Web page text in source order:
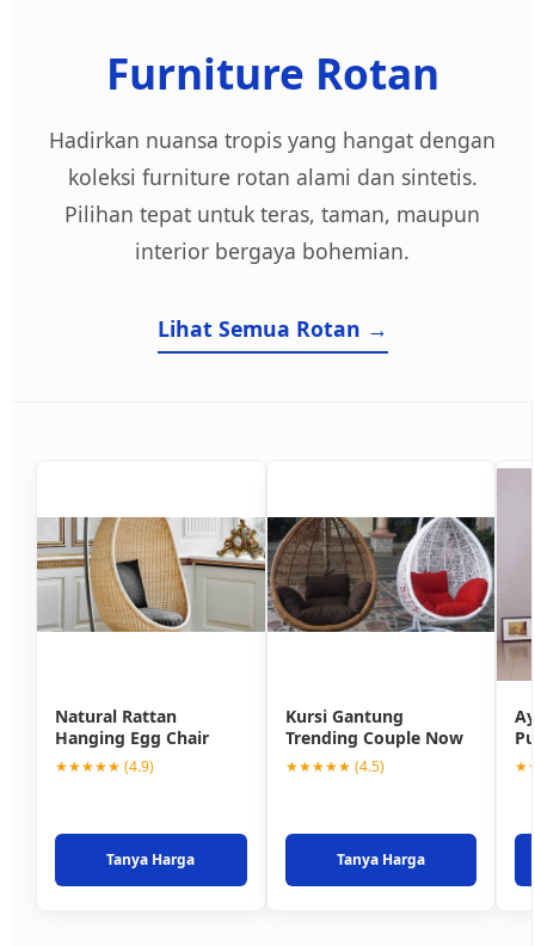
Furniture Rotan
Hadirkan nuansa tropis yang hangat dengan
koleksi furniture rotan alami dan sintetis.
Pilihan tepat untuk teras, taman, maupun
interior bergaya bohemian.
Lihat Semua Rotan →
Natural Rattan
Hanging Egg Chair
★★★★★ (4.9)
Tanya Harga
Kursi Gantung
Trending Couple Now
★★★★★ (4.5)
Tanya Harga